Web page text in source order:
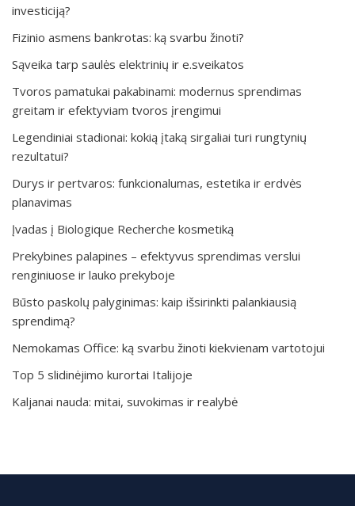
investiciją?
Fizinio asmens bankrotas: ką svarbu žinoti?
Sąveika tarp saulės elektrinių ir e.sveikatos
Tvoros pamatukai pakabinami: modernus sprendimas
greitam ir efektyviam tvoros įrengimui
Legendiniai stadionai: kokią įtaką sirgaliai turi rungtynių
rezultatui?
Durys ir pertvaros: funkcionalumas, estetika ir erdvės
planavimas
Įvadas į Biologique Recherche kosmetiką
Prekybines palapines – efektyvus sprendimas verslui
renginiuose ir lauko prekyboje
Būsto paskolų palyginimas: kaip išsirinkti palankiausią
sprendimą?
Nemokamas Office: ką svarbu žinoti kiekvienam vartotojui
Top 5 slidinėjimo kurortai Italijoje
Kaljanai nauda: mitai, suvokimas ir realybė